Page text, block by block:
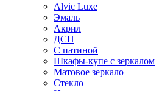
Alvic Luxe
Эмаль
Акрил
ДСП
С патиной
Шкафы-купе с зеркалом
Матовое зеркало
Стекло